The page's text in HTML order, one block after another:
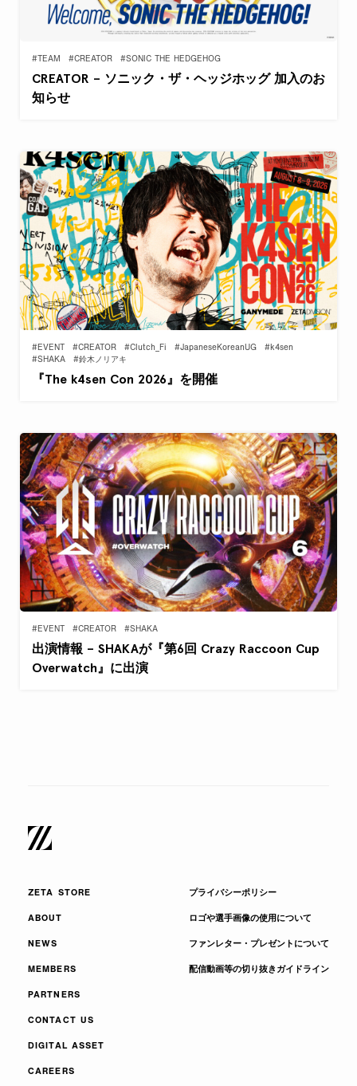
#TEAM #CREATOR #SONIC THE HEDGEHOG
CREATOR – ソニック・ザ・ヘッジホッグ 加入のお
知らせ
#EVENT #CREATOR #Clutch_Fi #JapaneseKoreanUG
#k4sen
#SHAKA
#鈴木ノリアキ
『The k4sen Con 2026』を開催
#EVENT #CREATOR #SHAKA
出演情報 – SHAKAが『第6回 Crazy Raccoon Cup
Overwatch』に出演
ZETA STORE
ABOUT
NEWS
MEMBERS
PARTNERS
CONTACT US
DIGITAL ASSET
CAREERS
プライバシーポリシー
ロゴや選手画像の使用について
ファンレター・プレゼントについて
配信動画等の切り抜きガイドライン